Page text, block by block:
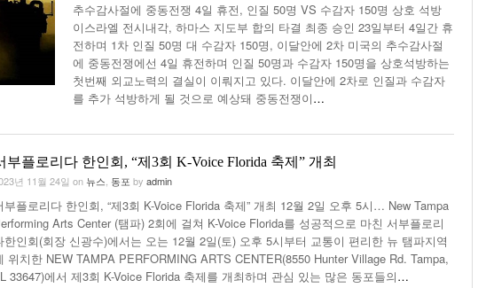
07월 22일
다인종우호협회 소속 이웃들, 한국의 선거 개혁
요구- 2026년 07월 22일
View All
<발행인칼럼> 한인사회 화합 원한다면 ‘한인회관’ 포기해
야 - 2015년 02월 18일
View All
추수감사절에 중동전쟁 4일 휴전, 인질 50명 VS 수감자 150명 상호 석방
이스라엘 전시내각, 하마스 지도부 합의 타결 최종 승인 23일부터 4일간 휴
전하며 1차 인질 50명 대 수감자 150명, 이달안에 2차 미국의 추수감사절
에 중동전쟁에선 4일 휴전하며 인질 50명과 수감자 150명을 상호석방하는
첫번째 외교노력의 결실이 이뤄지고 있다. 이달안에 2차로 인질과 수감자
를 추가 석방하게 될 것으로 예상돼 중동전쟁이…
부플로리다 한인회, “제3회 K-Voice Florida 축제” 개최
년 11월 24일 on뉴스 동포 by admin
부플로리다 한인회, “제3회 K-Voice Florida 축제” 개최 12월 2일 오후 5시… New Tampa
Arts Center (탬파) 2회에 걸쳐 K-Voice Florida를 성공적으로 마친 서부플로리
한인회(회장 신광수)에서는 오는 12월 2일(토) 오후 5시부터 교통이 편리한 뉴 탬파지역
위치한 NEW TAMPA PERFORMING ARTS CENTER(8550 Hunter Village Rd. Tampa,
33647)에서 제3회 K-Voice Florida 축제를 개최하며 관심 있는 많은 동포들의…